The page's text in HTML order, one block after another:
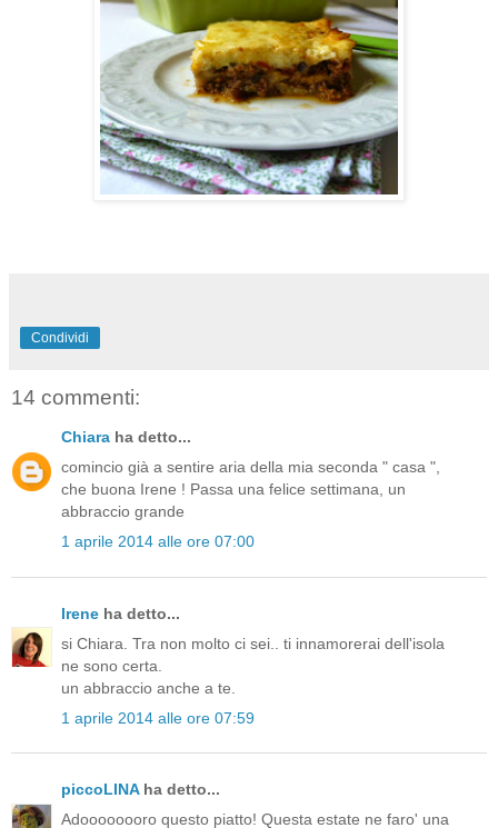
Condividi
14 commenti:
Chiara ha detto...
comincio già a sentire aria della mia seconda " casa ",
che buona Irene ! Passa una felice settimana, un
abbraccio grande
1 aprile 2014 alle ore 07:00
Irene ha detto...
si Chiara. Tra non molto ci sei.. ti innamorerai dell'isola
ne sono certa.
un abbraccio anche a te.
1 aprile 2014 alle ore 07:59
piccoLINAha detto...
Adoooooooro questo piatto! Questa estate ne faro' una